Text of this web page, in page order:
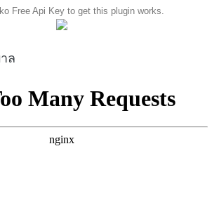
Free Api Key to get this plugin works.
ล